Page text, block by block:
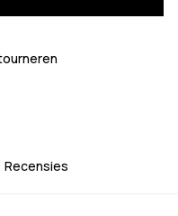
Recensies